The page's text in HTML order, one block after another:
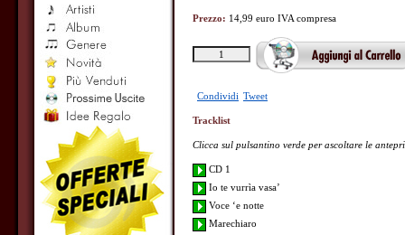
Prezzo: 14,99 euro IVA compresa
Condividi Tweet
Tracklist
Clicca sul pulsantino verde per ascoltare le
CD 1
Io te vurrìa vasa’
Voce ‘e notte
Marechiaro